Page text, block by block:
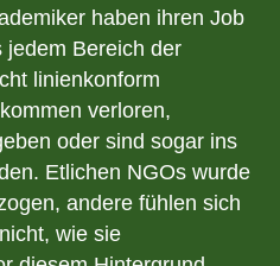
haben ihren Job
jedem Bereich der
linienkonform
verloren,
oder sind sogar ins
Etlichen NGOs wurde
andere fühlen sich
wie sie